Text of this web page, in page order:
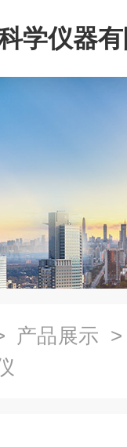
学仪器
产品展示